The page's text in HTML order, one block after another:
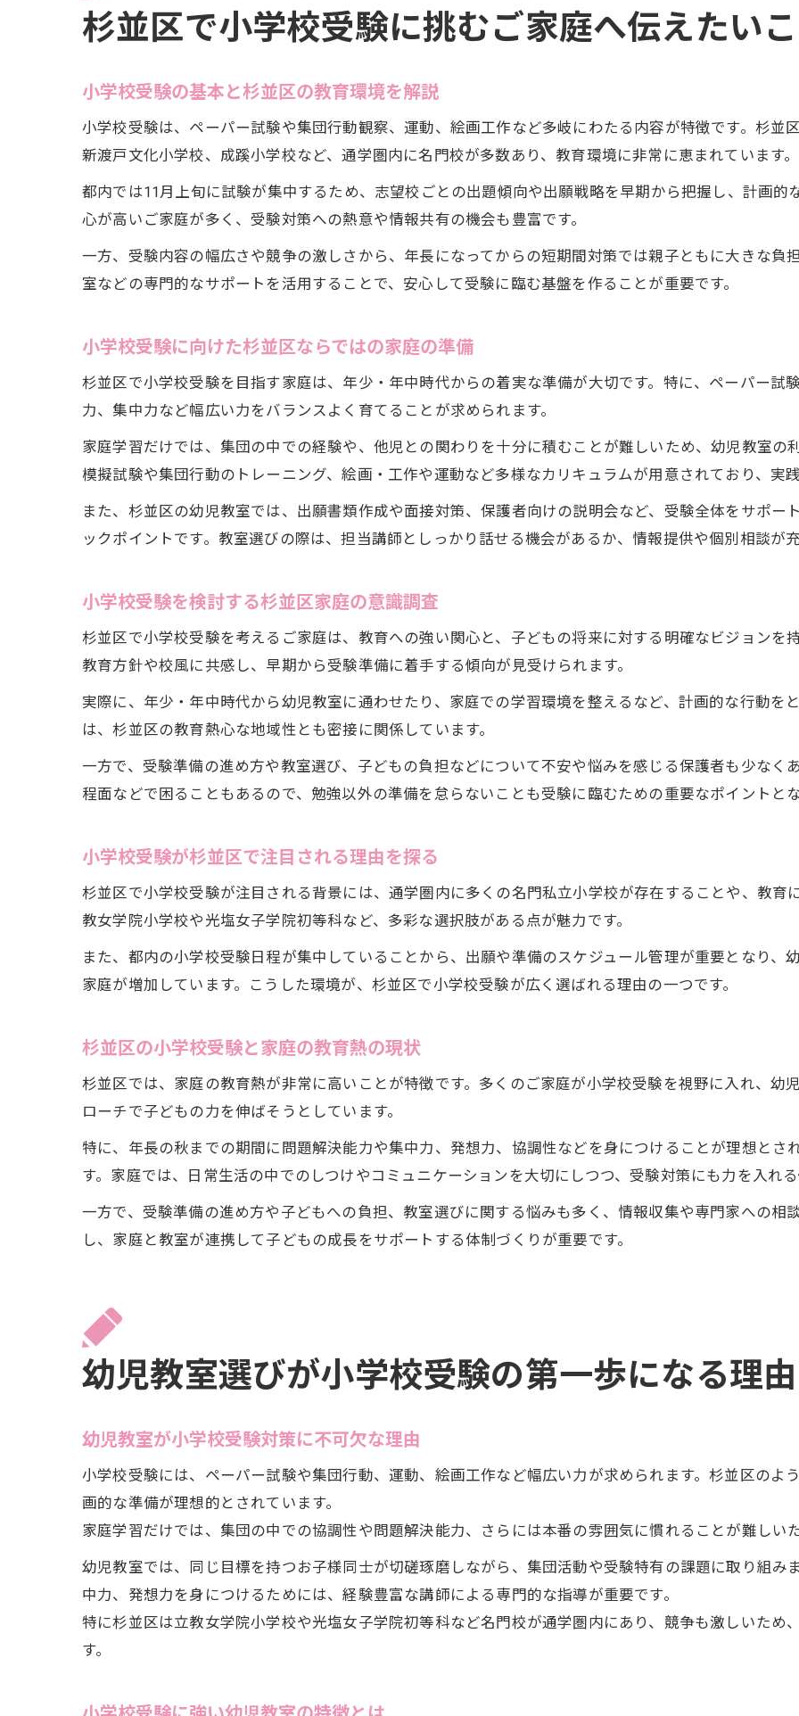
小学校受験に強い幼児教室の特徴とは
杉並区で小学校受験に最適な幼児教室の選び方
家庭学習と幼児教室の効果的な受験対策とは
小学校受験で家庭学習と幼児教室の両立法
幼児教室で得られる小学校受験の実践力
小学校受験に必要な家庭学習の工夫とは
幼児教室と家庭学習の小学校受験相乗効果
年中から始める小学校受験準備の大切さに迫る
小学校受験準備は年中からが効果的な理由
年中からの小学校受験対策で得られる成果
幼児教室で年中から小学校受験を意識する
小学校受験に役立つ幼児教室のサポート体制解説
受験成功を支える杉並区の教育環境の魅力
小学校受験に有利な杉並区の教育資源とは
杉並区で小学校受験に挑むご家庭へ伝えたい
小学校受験の基本と杉並区の教育環境を解説
小学校受験は、ペーパー試験や集団行動観察、運動、絵画工作など多岐にわたる内容が特徴です。杉並
新渡戸文化小学校、成蹊小学校など、通学圏内に名門校が多数あり、教育環境に非常に恵まれています。
都内では11月上旬に試験が集中するため、志望校ごとの出題傾向や出願戦略を早期から把握し、計画的
心が高いご家庭が多く、受験対策への熱意や情報共有の機会も豊富です。
一方、受験内容の幅広さや競争の激しさから、年長になってからの短期間対策では親子ともに大きな負
室などの専門的なサポートを活用することで、安心して受験に臨む基盤を作ることが重要です。
小学校受験に向けた杉並区ならではの家庭の準備
杉並区で小学校受験を目指す家庭は、年少・年中時代からの着実な準備が大切です。特に、ペーパー試
力、集中力など幅広い力をバランスよく育てることが求められます。
家庭学習だけでは、集団の中での経験や、他児との関わりを十分に積むことが難しいため、幼児教室の
模擬試験や集団行動のトレーニング、絵画・工作や運動など多様なカリキュラムが用意されており、実
また、杉並区の幼児教室では、出願書類作成や面接対策、保護者向けの説明会など、受験全体をサポー
ックポイントです。教室選びの際は、担当講師としっかり話せる機会があるか、情報提供や個別相談が
小学校受験を検討する杉並区家庭の意識調査
杉並区で小学校受験を考えるご家庭は、教育への強い関心と、子どもの将来に対する明確なビジョンを
教育方針や校風に共感し、早期から受験準備に着手する傾向が見受けられます。
実際に、年少・年中時代から幼児教室に通わせたり、家庭での学習環境を整えるなど、計画的な行動を
は、杉並区の教育熱心な地域性とも密接に関係しています。
一方で、受験準備の進め方や教室選び、子どもの負担などについて不安や悩みを感じる保護者も少なく
程面などで困ることもあるので、勉強以外の準備を怠らないことも受験に臨むための重要なポイントと
小学校受験が杉並区で注目される理由を探る
杉並区で小学校受験が注目される背景には、通学圏内に多くの名門私立小学校が存在することや、教育
教女学院小学校や光塩女子学院初等科など、多彩な選択肢がある点が魅力です。
また、都内の小学校受験日程が集中していることから、出願や準備のスケジュール管理が重要となり、
家庭が増加しています。こうした環境が、杉並区で小学校受験が広く選ばれる理由の一つです。
杉並区の小学校受験と家庭の教育熱の現状
杉並区では、家庭の教育熱が非常に高いことが特徴です。多くのご家庭が小学校受験を視野に入れ、幼
ローチで子どもの力を伸ばそうとしています。
特に、年長の秋までの期間に問題解決能力や集中力、発想力、協調性などを身につけることが理想とさ
す。家庭では、日常生活の中でのしつけやコミュニケーションを大切にしつつ、受験対策にも力を入れ
一方で、受験準備の進め方や子どもへの負担、教室選びに関する悩みも多く、情報収集や専門家への相
し、家庭と教室が連携して子どもの成長をサポートする体制づくりが重要です。
幼児教室選びが小学校受験の第一歩になる理由
幼児教室が小学校受験対策に不可欠な理由
小学校受験には、ペーパー試験や集団行動、運動、絵画工作など幅広い力が求められます。杉並区のよ
画的な準備が理想的とされています。
家庭学習だけでは、集団の中での協調性や問題解決能力、さらには本番の雰囲気に慣れることが難しい
幼児教室では、同じ目標を持つお子様同士が切磋琢磨しながら、集団活動や受験特有の課題に取り組み
中力、発想力を身につけるためには、経験豊富な講師による専門的な指導が重要です。
特に杉並区は立教女学院小学校や光塩女子学院初等科など名門校が通学圏内にあり、競争も激しいため
す。
お問い合わせはこちら
お問い合わせはこちら